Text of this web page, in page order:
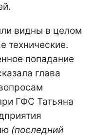
видны в целом
технические.
попадание
глава
ГФС Татьяна
(последний